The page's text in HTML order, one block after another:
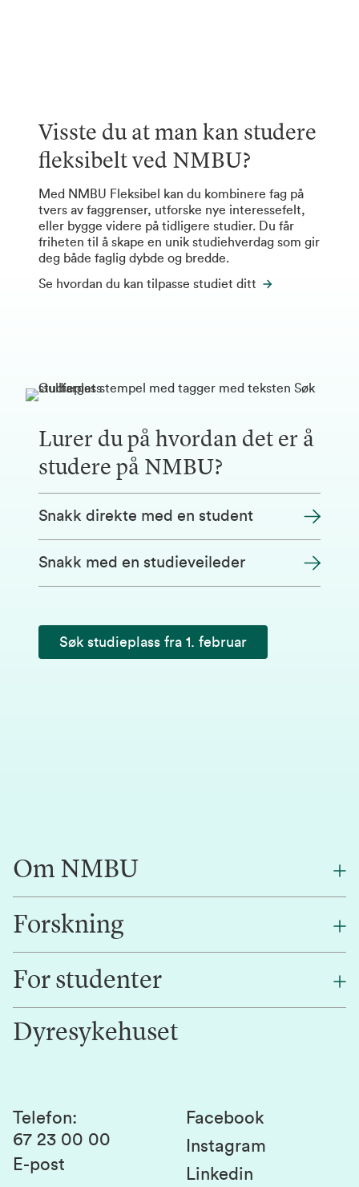
Visste du at man kan studere
fleksibelt ved NMBU?
Med NMBU Fleksibel kan du kombinere fag på
tvers av faggrenser, utforske nye interessefelt,
eller bygge videre på tidligere studier. Du får
friheten til å skape en unik studiehverdag som gir
deg både faglig dybde og bredde.
Se hvordan du kan tilpasse studiet ditt
Lurer du på hvordan det er å
studere på NMBU?
Snakk direkte med en student
Snakk med en studieveileder
Søk studieplass fra 1. februar
Om NMBU
Om oss
Alumni
Kontakt oss
Forskning
Forskning
Innovasjon
For studenter
Studentlivet
Studier og emner
Studenttinget
Dyresykehuset
Telefon:
67 23 00 00
E-post
Facebook
Instagram
Linkedin